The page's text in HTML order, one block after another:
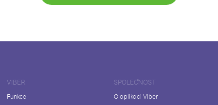
VIBER
Funkce
SPOLEČNOST
O aplikaci Viber